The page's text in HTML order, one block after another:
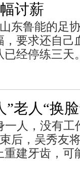
讨薪
东鲁能的足
要求还自己
经停练三天
”老人“换
人，没有工
，吴秀友将
建牙齿，可